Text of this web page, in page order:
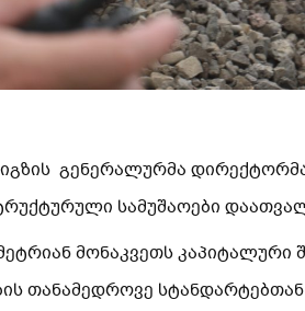
გენერალურმა
სამუშაოები
მონაკვეთს კაპიტალური
თანამედროვე სტანდარტებთან